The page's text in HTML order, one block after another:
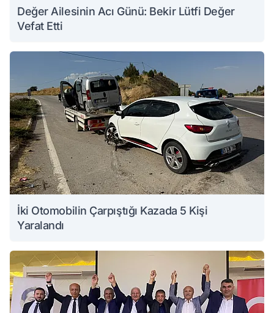
Değer Ailesinin Acı Günü: Bekir Lütfi Değer
Vefat Etti
İki Otomobilin Çarpıştığı Kazada 5 Kişi
Yaralandı